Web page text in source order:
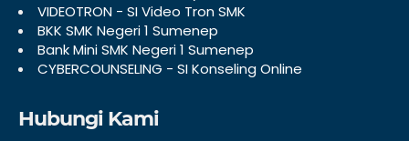
VIDEOTRON - SI Video Tron SMK
BKK SMK Negeri 1 Sumenep
Bank Mini SMK Negeri 1 Sumenep
CYBERCOUNSELING - SI Konseling Online
Hubungi Kami